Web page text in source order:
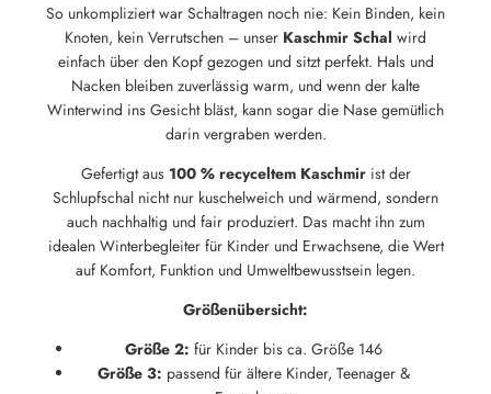
So unkompliziert war Schaltragen noch nie: Kein Binden, kein
Knoten, kein Verrutschen – unser Kaschmir Schal wird
einfach über den Kopf gezogen und sitzt perfekt. Hals und
Nacken bleiben zuverlässig warm, und wenn der kalte
Winterwind ins Gesicht bläst, kann sogar die Nase gemütlich
darin vergraben werden.
Gefertigt aus 100 % recyceltem Kaschmirist der
Schlupfschal nicht nur kuschelweich und wärmend, sondern
auch nachhaltig und fair produziert. Das macht ihn zum
idealen Winterbegleiter für Kinder und Erwachsene, die Wert
auf Komfort, Funktion und Umweltbewusstsein legen.
Größenübersicht:
Größe 2: für Kinder bis ca. Größe 146
Größe 3: passend für ältere Kinder, Teenager &